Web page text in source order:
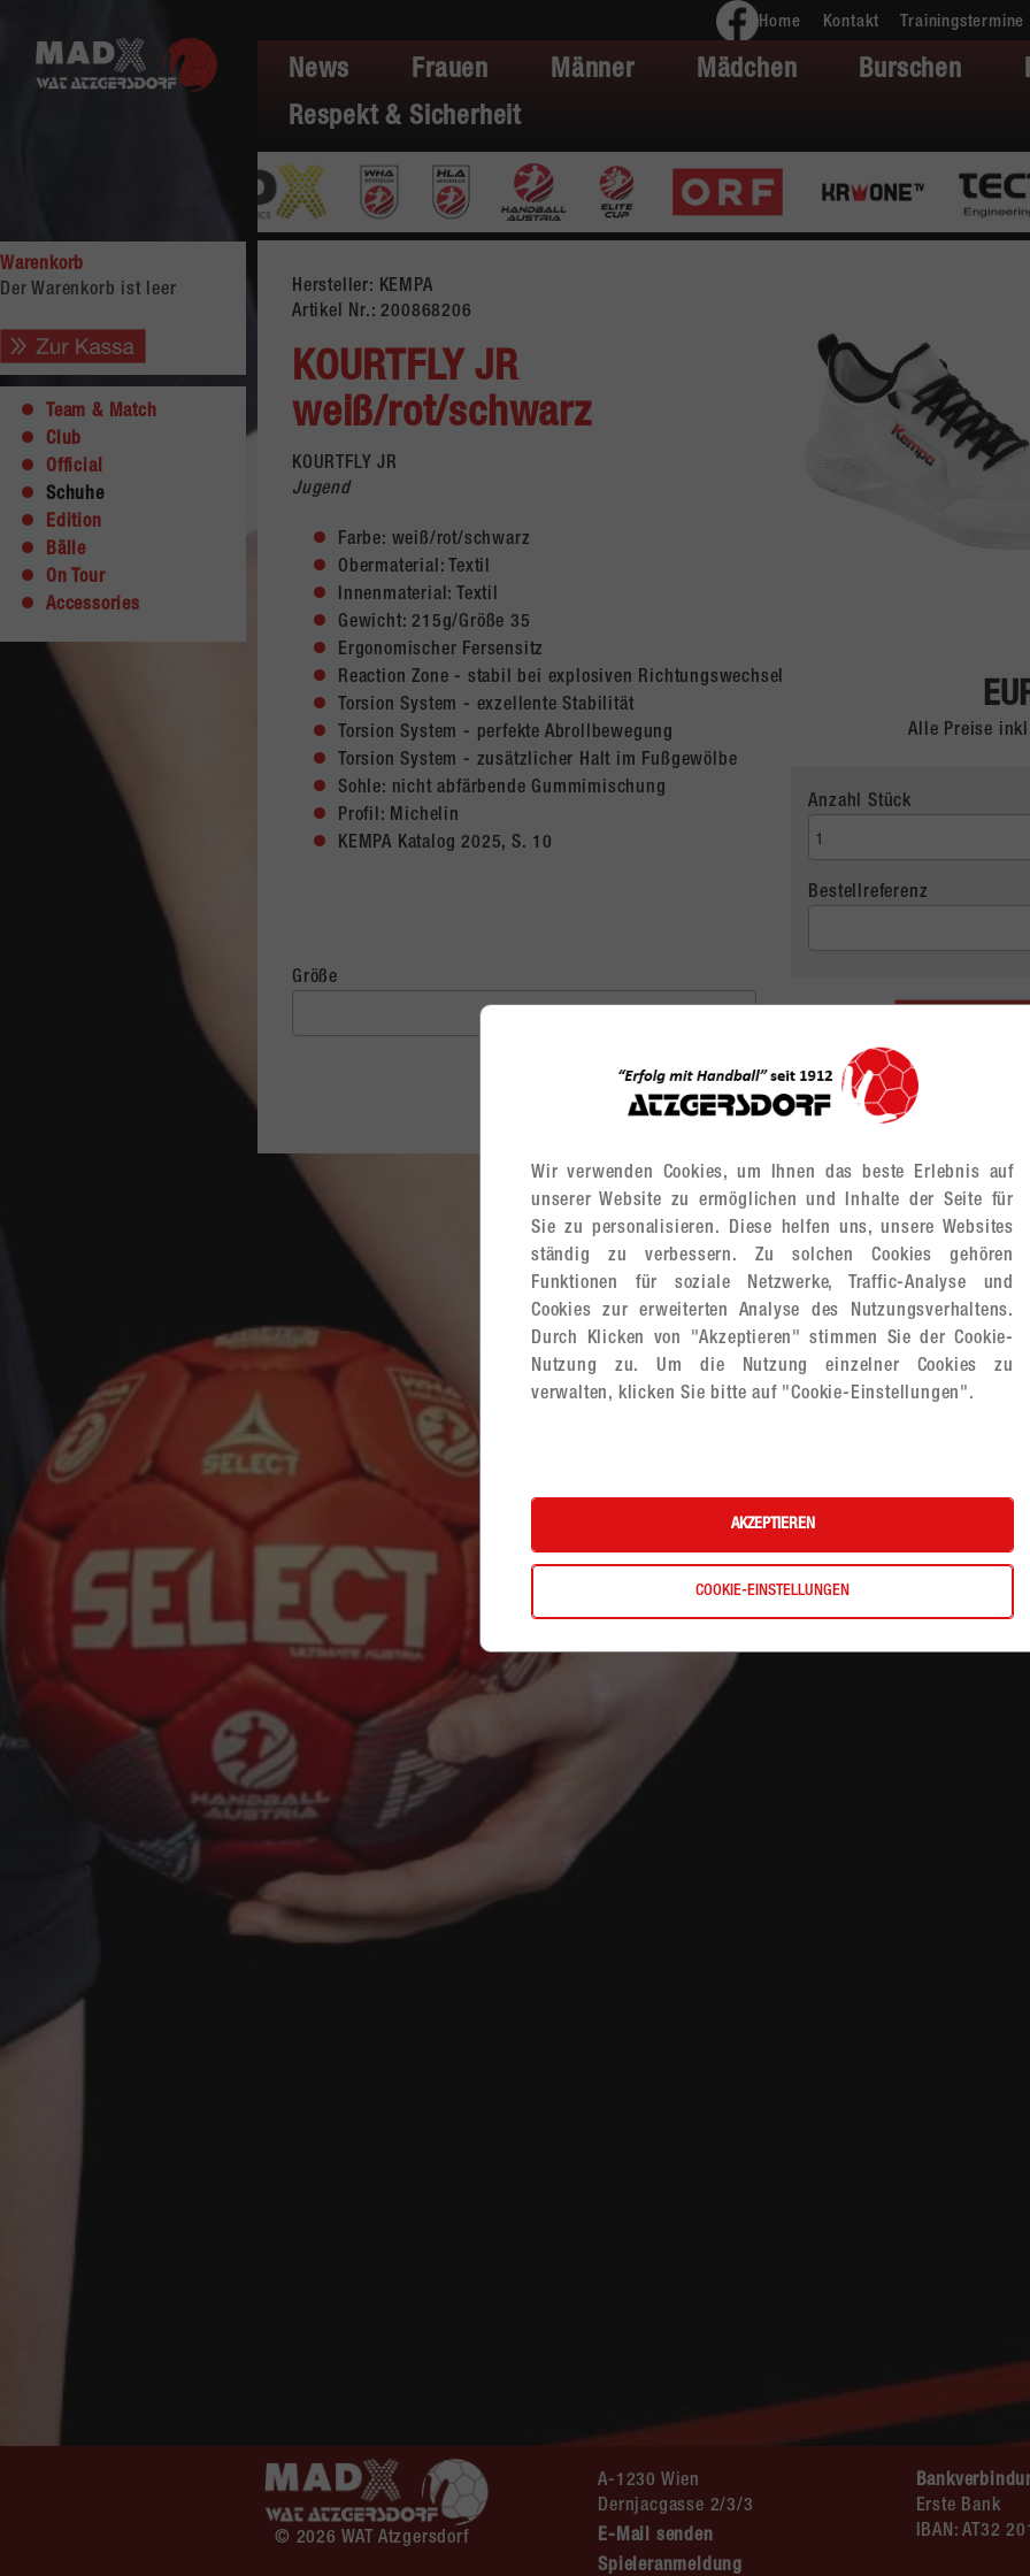
Home Kontakt Trainingstermine
News Frauen Männer Mädchen Burschen
Respekt & Sicherheit
Warenkorb
Der Warenkorb ist leer
Team & Match
Club
Official
Schuhe
Edition
Bälle
On Tour
Accessories
Hersteller: KEMPA
Artikel Nr.:200868206
KOURTFLY JR
weiß/rot/schwarz
KOURTFLY JR
Jugend
Farbe: weiß/rot/schwarz
Obermaterial: Textil
Innenmaterial: Textil
Gewicht: 215g/Größe 35
Ergonomischer Fersensitz
Reaction Zone - stabil bei explosiven Richtungswechsel
Torsion System - exzellente Stabilität
Torsion System - perfekte Abrollbewegung
Torsion System - zusätzlicher Halt im Fußgewölbe
Sohle: nicht abfärbende Gummimischung
Profil: Michelin
KEMPA Katalog 2025, S. 10
Größe
Alle Preise
Anzahl Stück
Bestellreferenz
© 2026 WAT Atzgersdorf
A-1230 Wien
Dernjacgasse 2/3/3
E-Mail senden
Spieleranmeldung
Erste Bank
IBAN: AT32
Wir verwenden Cookies, um Ihnen das beste Erlebnis auf
unserer Website zu ermöglichen und Inhalte der Seite für
Sie zu personalisieren. Diese helfen uns, unsere Websites
ständig zu verbessern. Zu solchen Cookies gehören
Funktionen für soziale Netzwerke, Traffic-Analyse und
Cookies zur erweiterten Analyse des Nutzungsverhaltens.
Durch Klicken von "Akzeptieren" stimmen Sie der Cookie-
Nutzung zu. Um die Nutzung einzelner Cookies zu
verwalten, klicken Sie bitte auf "Cookie-Einstellungen".
AKZEPTIEREN
COOKIE-EINSTELLUNGEN